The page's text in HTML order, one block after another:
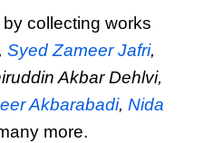
collecting works
, Syed Zameer Jafri,
Akbar Dehlvi,
Akbarabadi, Nida
more.